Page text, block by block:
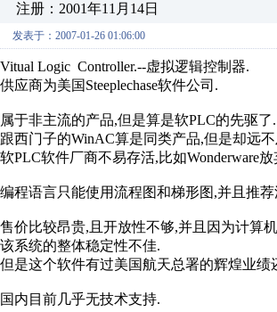
注册：2001年11月14日
发表于：2007-01-26 01:06:00
Vitual Logic Controller.--虚拟逻辑控制器.
供应商为美国Steeplechase软件公司.
属于非主流的产品,但是算是软PLC的先驱了.
跟西门子的WinAC算是同类产品,但是却远
软PLC软件厂商不易存活,比如Wonderware
编程语言只能使用流程图和梯形图,并且推荐
售价比较昂贵,且开放性不够,并且因为计算
该系统的整体稳定性不佳.
但是这个软件有过美国航天总署的辉煌业绩
国内目前几乎无技术支持.